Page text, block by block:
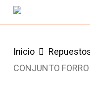
Skip
to
content
Inicio
CONJUNTO